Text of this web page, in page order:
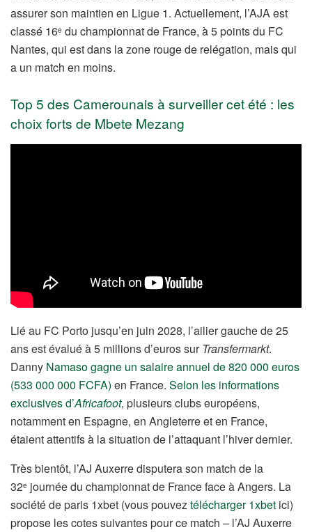
assurer son maintien en Ligue 1. Actuellement, l’AJA est
classé 16e du championnat de France, à 5 points du FC
Nantes, qui est dans la zone rouge de relégation, mais qui
a un match en moins.
Top 5 des Camerounais à surveiller cet été : les
choix forts de Mbete Mezang
Lié au FC Porto jusqu’en juin 2028, l’ailier gauche de 25
ans est évalué à 5 millions d’euros sur Transfermarkt.
Danny Namaso gagne un salaire annuel de 820 000 euros
(533 000 000 FCFA) en France. Selon les informations
exclusives d’Africafoot, plusieurs clubs européens,
notamment en Espagne, en Angleterre et en France,
étaient attentifs à la situation de l’attaquant l’hiver dernier.
Très bientôt, l’AJ Auxerre disputera son match de la
32e journée du championnat de France face à Angers. La
société de paris 1xbet (vous pouveztélécharger 1xbet ici)
propose les cotes suivantes pour ce match – l’AJ Auxerre